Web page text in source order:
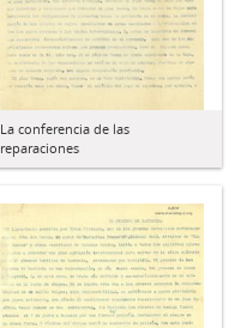
La conferencia de las
reparaciones